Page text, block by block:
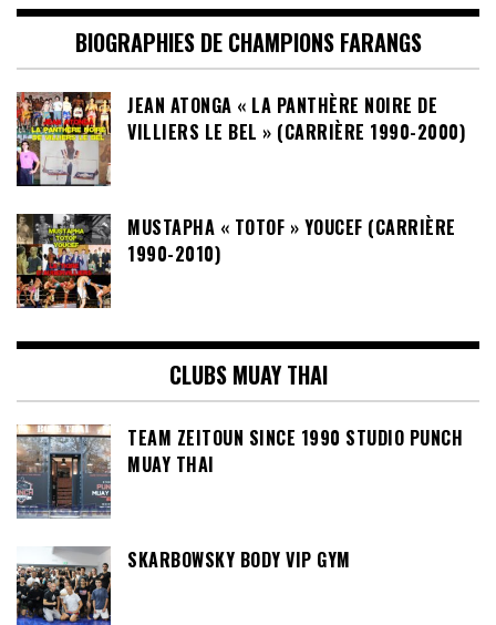
BIOGRAPHIES DE CHAMPIONS FARANGS
JEAN ATONGA « LA PANTHÈRE NOIRE DE
VILLIERS LE BEL » (CARRIÈRE 1990-2000)
MUSTAPHA « TOTOF » YOUCEF (CARRIÈRE
1990-2010)
CLUBS MUAY THAI
TEAM ZEITOUN SINCE 1990 STUDIO PUNCH
MUAY THAI
SKARBOWSKY BODY VIP GYM